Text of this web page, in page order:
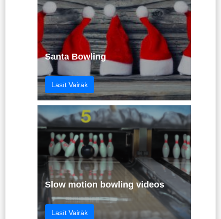
Santa Bowling
Lasīt Vairāk
Slow motion bowling videos
Lasīt Vairāk